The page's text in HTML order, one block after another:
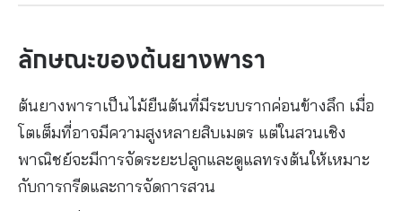
ลักษณะของต้นยางพารา
ต้นยางพาราเป็นไม้ยืนต้นที่มีระบบรากค่อนข้างลึก เมื่อ
โตเต็มที่อาจมีความสูงหลายสิบเมตร แต่ในสวนเชิง
พาณิชย์จะมีการจัดระยะปลูกและดูแลทรงต้นให้เหมาะ
กับการกรีดและการจัดการสวน